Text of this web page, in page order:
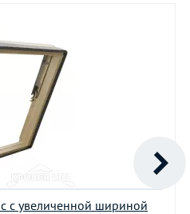
с увеличенной шириной